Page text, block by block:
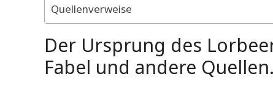
Quellenverweise
Der Ursprung des
Fabel und andere Quellen.